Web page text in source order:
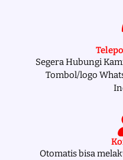
Segera Hubungi
Tombol/logo
Otomatis bisa